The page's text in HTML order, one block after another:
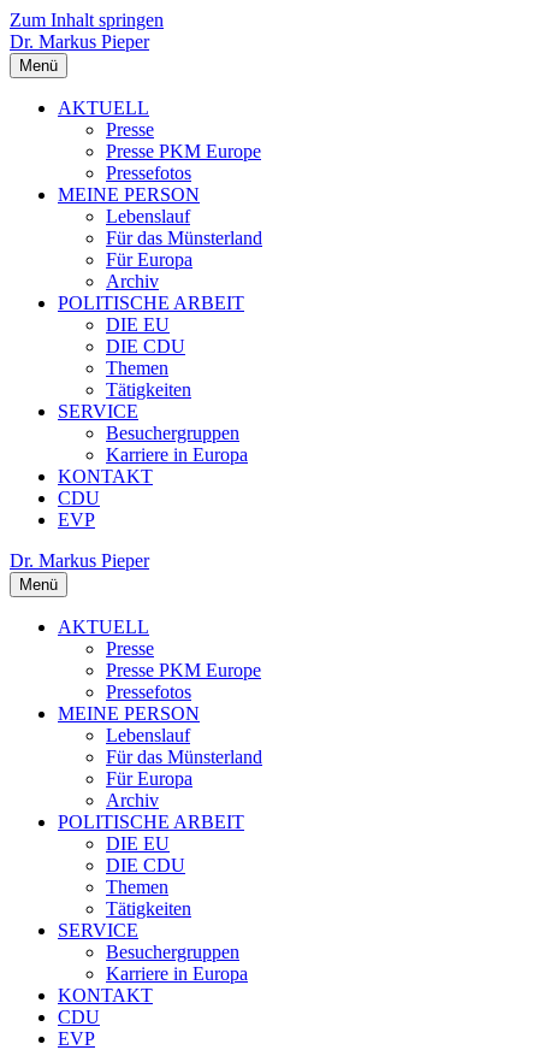
Zum Inhalt springen
Dr. Markus Pieper
Menü
AKTUELL
Presse
Presse PKM Europe
Pressefotos
MEINE PERSON
Lebenslauf
Für das Münsterland
Für Europa
Archiv
POLITISCHE ARBEIT
DIE EU
DIE CDU
Themen
Tätigkeiten
SERVICE
Besuchergruppen
Karriere in Europa
KONTAKT
CDU
EVP
Dr. Markus Pieper
Menü
AKTUELL
Presse
Presse PKM Europe
Pressefotos
MEINE PERSON
Lebenslauf
Für das Münsterland
Für Europa
Archiv
POLITISCHE ARBEIT
DIE EU
DIE CDU
Themen
Tätigkeiten
SERVICE
Besuchergruppen
Karriere in Europa
KONTAKT
CDU
EVP